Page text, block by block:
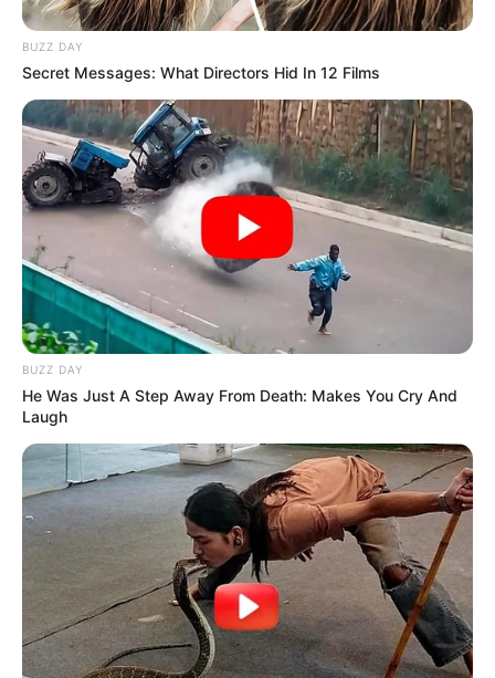
BUZZ DAY
Secret Messages: What Directors Hid In 12 Films
BUZZ DAY
He Was Just A Step Away From Death: Makes You Cry And
Laugh